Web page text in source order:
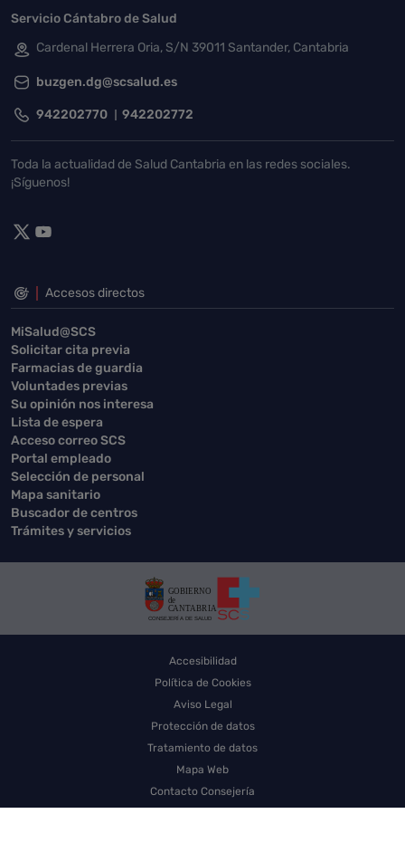
Servicio Cántabro de Salud
Cardenal Herrera Oria, S/N 39011 Santander, Cantabria
buzgen.dg@scsalud.es
942202770 942202772
Toda la actualidad de Salud Cantabria en las redes sociales.
¡Síguenos!
Accesos directos
MiSalud@SCS
Solicitar cita previa
Farmacias de guardia
Voluntades previas
Su opinión nos interesa
Lista de espera
Acceso correo SCS
Portal empleado
Selección de personal
Mapa sanitario
Buscador de centros
Trámites y servicios
Accesibilidad
Política de Cookies
Aviso Legal
Protección de datos
Tratamiento de datos
Mapa Web
Contacto Consejería